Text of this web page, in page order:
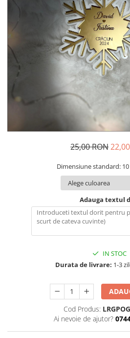
Decoratiuni Craciun
Pachete cadou Craciun
Paste
Decoratiuni Paste
Valentines Day
Cadouri indragostiti
1-8 Martie
Scoala/Absolvire
25,00 RON
Dimensiune standard:
Adauga textul
IN STOC
Durata de livrare: 1-3
Cod Produs:
Ai nevoie de ajutor?